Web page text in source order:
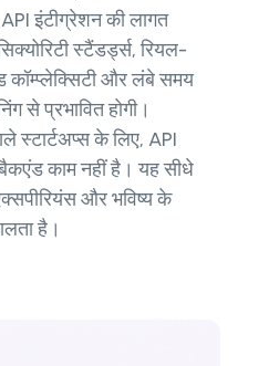
इंटीग्रेशन की लागत
स्टैंडर्ड्स, रियल-
कॉम्प्लेक्सिटी और लंबे समय
से प्रभावित होगी।
स्टार्टअप्स के लिए, API
काम नहीं है। यह सीधे
और भविष्य के
है।